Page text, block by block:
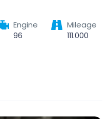
Engine
96
Mileage
111.000